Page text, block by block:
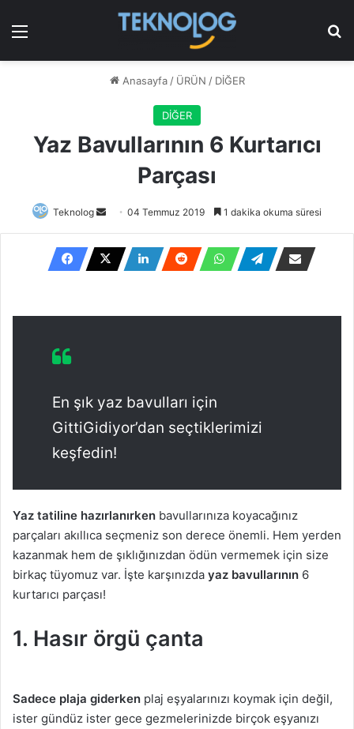
Menü
Anasayfa / ÜRÜN / DİĞER
DİĞER
Yaz Bavullarının 6 Kurtarıcı
Parçası
Teknolog
Bir
e-
posta
göndermek
04 Temmuz 2019 1 dakika okuma süresi
En şık yaz bavulları için
GittiGidiyor’dan seçtiklerimizi
keşfedin!
Yaz tatiline hazırlanırken bavullarınıza koyacağınız
parçaları akıllıca seçmeniz son derece önemli. Hem yerden
kazanmak hem de şıklığınızdan ödün vermemek için size
birkaç tüyomuz var. İşte karşınızda yaz bavullarının 6
kurtarıcı parçası!
1. Hasır örgü çanta
Sadece plaja giderken plaj eşyalarınızı koymak için değil,
ister gündüz ister gece gezmelerinizde birçok eşyanızı